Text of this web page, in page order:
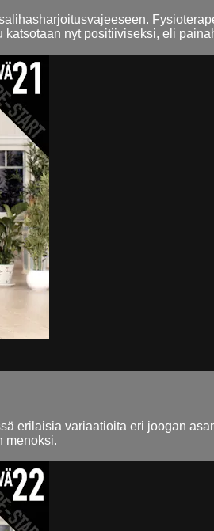
nyt positiiviseksi, eli
erilaisia variaatioita eri joogan
menoksi.